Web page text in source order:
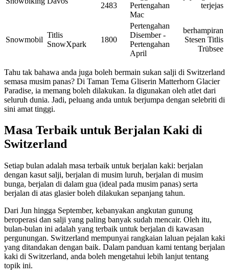
2483
Pertengahan
Mac
terjejas
Snowmobil
Titlis
SnowXpark
1800
Pertengahan
Disember -
Pertengahan
April
berhampiran
Stesen Titlis
Trübsee
Tahu tak bahawa anda juga boleh bermain sukan salji di Switzerland
semasa musim panas? Di Taman Tema Gliserin Matterhorn Glacier
Paradise, ia memang boleh dilakukan. Ia digunakan oleh atlet dari
seluruh dunia. Jadi, peluang anda untuk berjumpa dengan selebriti di
sini amat tinggi.
Masa Terbaik untuk Berjalan Kaki di
Switzerland
Setiap bulan adalah masa terbaik untuk berjalan kaki: berjalan
dengan kasut salji, berjalan di musim luruh, berjalan di musim
bunga, berjalan di dalam gua (ideal pada musim panas) serta
berjalan di atas glasier boleh dilakukan sepanjang tahun.
Dari Jun hingga September, kebanyakan angkutan gunung
beroperasi dan salji yang paling banyak sudah mencair. Oleh itu,
bulan-bulan ini adalah yang terbaik untuk berjalan di kawasan
pergunungan. Switzerland mempunyai rangkaian laluan pejalan kaki
yang ditandakan dengan baik. Dalam panduan kami tentang berjalan
kaki di Switzerland, anda boleh mengetahui lebih lanjut tentang
topik ini.